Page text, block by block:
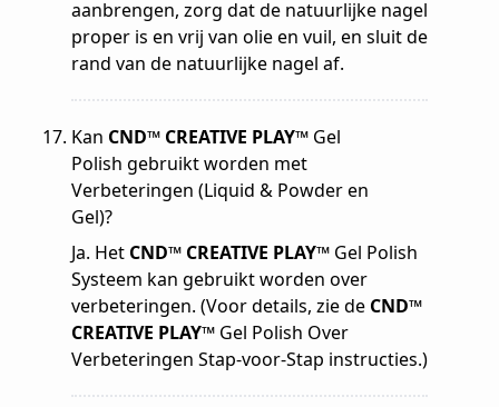
aanbrengen, zorg dat de natuurlijke nagel
proper is en vrij van olie en vuil, en sluit de
rand van de natuurlijke nagel af.
Kan CND™ CREATIVE PLAY™ Gel
Polish gebruikt worden met
Verbeteringen (Liquid & Powder en
Gel)?
Ja. Het CND™ CREATIVE PLAY™ Gel Polish
Systeem kan gebruikt worden over
verbeteringen. (Voor details, zie de CND™
CREATIVE PLAY™ Gel Polish Over
Verbeteringen Stap-voor-Stap instructies.)